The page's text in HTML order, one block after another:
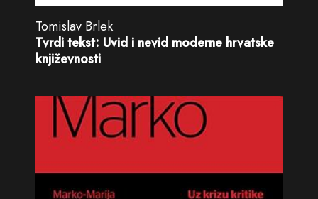
Tomislav Brlek
Tvrdi tekst: Uvid i nevid moderne hrvatske
književnosti